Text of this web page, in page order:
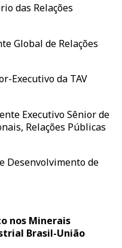
das Relações
Global de Relações
Executivo da TAV
Executivo Sênior de
Relações Públicas
Desenvolvimento de
nos Minerais
Brasil-União